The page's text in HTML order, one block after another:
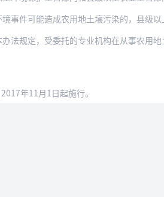
事件可能造成农用地土壤污染的，县级以上地方环境
法规定，受委托的专业机构在从事农用地土壤污染防治
年11月1日起施行。